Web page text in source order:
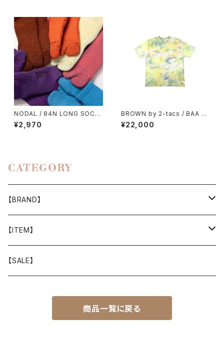
NODAL / 84N LONG SOCK
S
¥2,970
BROWN by 2-tacs / BAA WI
DE（TIE DYE）
¥22,000
CATEGORY
【BRAND】
山と道
T-SHIRT
迷迭香
【ITEM】
WEAR
【SALE】
商品一覧に戻る